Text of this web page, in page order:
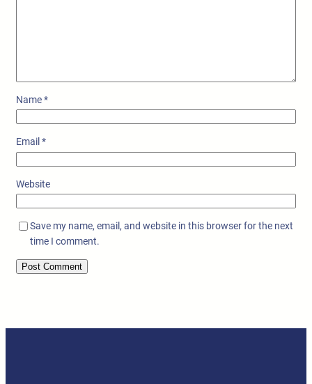
Name*
Email *
Website
Save my name, email, and website in this browser for the next
time I comment.